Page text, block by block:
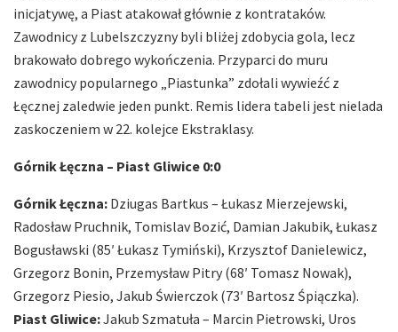
inicjatywę, a Piast atakował głównie z kontrataków.
Zawodnicy z Lubelszczyzny byli bliżej zdobycia gola, lecz
brakowało dobrego wykończenia. Przyparci do muru
zawodnicy popularnego „Piastunka” zdołali wywieźć z
Łęcznej zaledwie jeden punkt. Remis lidera tabeli jest nielada
zaskoczeniem w 22. kolejce Ekstraklasy.
Górnik Łęczna – Piast Gliwice 0:0
Górnik Łęczna: Dziugas Bartkus – Łukasz Mierzejewski,
Radosław Pruchnik, Tomislav Bozić, Damian Jakubik, Łukasz
Bogusławski (85′ Łukasz Tymiński), Krzysztof Danielewicz,
Grzegorz Bonin, Przemysław Pitry (68′ Tomasz Nowak),
Grzegorz Piesio, Jakub Świerczok (73′ Bartosz Śpiączka).
Piast Gliwice:Jakub Szmatuła – Marcin Pietrowski, Uros